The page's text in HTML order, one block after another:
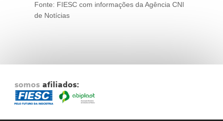
Fonte: FIESC com informações da Agência CNI
de Notícias
somos afiliados: